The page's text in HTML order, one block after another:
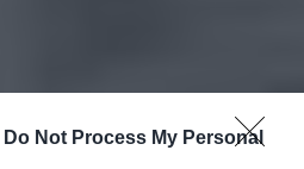
Do Not Process My Personal